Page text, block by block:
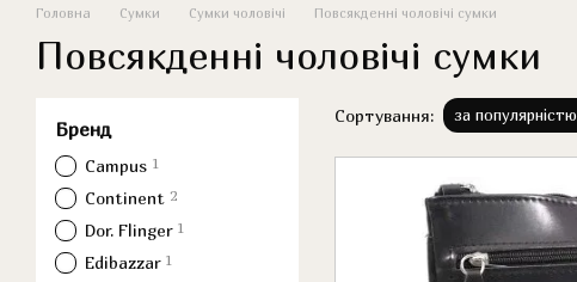
Головна Сумки Сумки чоловічі Повсякденні чоловічі сумки
Повсякденні чоловічі сумки
Сортування: за популярністю
Бренд
Campus 1
Continent 2
Dor. Flinger 1
Edibazzar 1